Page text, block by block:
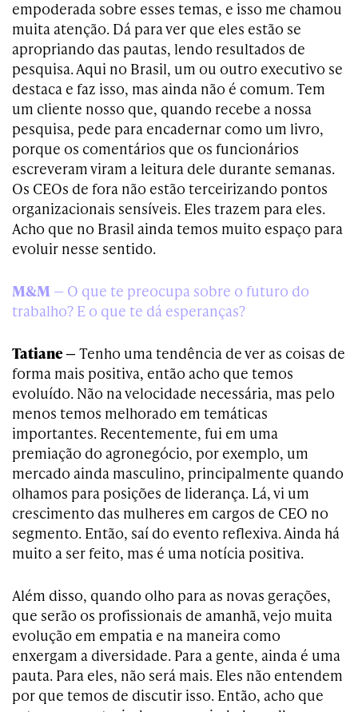
empoderada sobre esses temas, e isso me chamou
muita atenção. Dá para ver que eles estão se
apropriando das pautas, lendo resultados de
pesquisa. Aqui no Brasil, um ou outro executivo se
destaca e faz isso, mas ainda não é comum. Tem
um cliente nosso que, quando recebe a nossa
pesquisa, pede para encadernar como um livro,
porque os comentários que os funcionários
escreveram viram a leitura dele durante semanas.
Os CEOs de fora não estão terceirizando pontos
organizacionais sensíveis. Eles trazem para eles.
Acho que no Brasil ainda temos muito espaço para
evoluir nesse sentido.
M&M — O que te preocupa sobre o futuro do
trabalho? E o que te dá esperanças?
Tatiane — Tenho uma tendência de ver as coisas de
forma mais positiva, então acho que temos
evoluído. Não na velocidade necessária, mas pelo
menos temos melhorado em temáticas
importantes. Recentemente, fui em uma
premiação do agronegócio, por exemplo, um
mercado ainda masculino, principalmente quando
olhamos para posições de liderança. Lá, vi um
crescimento das mulheres em cargos de CEO no
segmento. Então, saí do evento reflexiva. Ainda há
muito a ser feito, mas é uma notícia positiva.
Além disso, quando olho para as novas gerações,
que serão os profissionais de amanhã, vejo muita
evolução em empatia e na maneira como
enxergam a diversidade. Para a gente, ainda é uma
pauta. Para eles, não será mais. Eles não entendem
por que temos de discutir isso. Então, acho que